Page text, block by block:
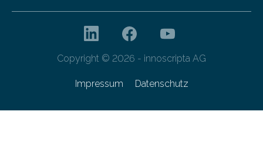
Copyright © 2026 - innoscripta AG
Impressum Datenschutz